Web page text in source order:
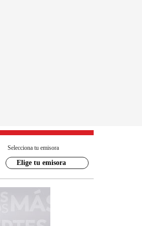
Selecciona tu emisora
Elige tu emisora